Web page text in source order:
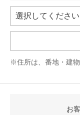
※住所は、番地・建
お